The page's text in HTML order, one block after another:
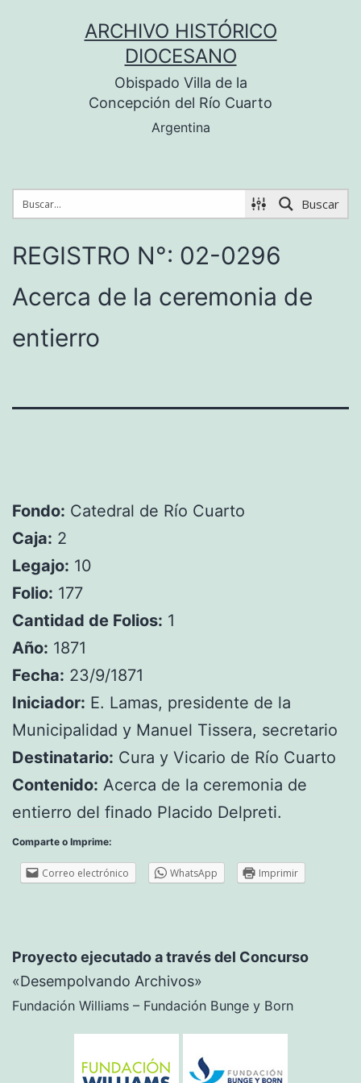
ARCHIVO HISTÓRICO
DIOCESANO
Obispado Villa de la
Concepción del Río Cuarto
Argentina
Buscar
REGISTRO N°: 02-0296
Acerca de la ceremonia de
entierro
Fondo: Catedral de Río Cuarto
Caja: 2
Legajo: 10
Folio: 177
Cantidad de Folios: 1
Año: 1871
Fecha: 23/9/1871
Iniciador: E. Lamas, presidente de la
Municipalidad y Manuel Tissera, secretario
Destinatario: Cura y Vicario de Río Cuarto
Contenido: Acerca de la ceremonia de
entierro del finado Placido Delpreti.
Comparte o Imprime:
Correo electrónico WhatsApp Imprimir
Proyecto ejecutado a través del Concurso
«Desempolvando Archivos»
Fundación Williams – Fundación Bunge y Born